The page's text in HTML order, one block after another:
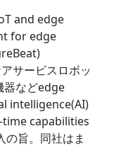
and edge
for edge
サービスロボッ
器などedge
intelligence(AI)
time capabilities
旨。同社はま